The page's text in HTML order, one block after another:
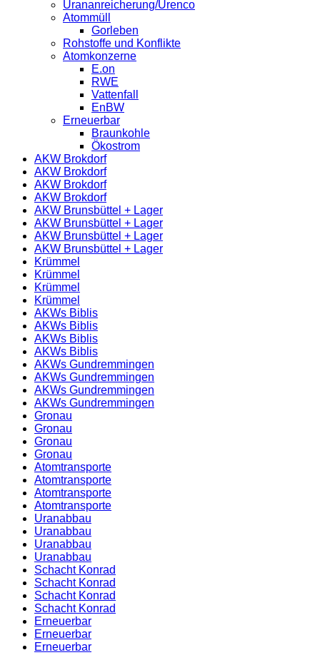
Urananreicherung/Urenco
Atommüll
Gorleben
Rohstoffe und Konflikte
Atomkonzerne
E.on
RWE
Vattenfall
EnBW
Erneuerbar
Braunkohle
Ökostrom
AKW Brokdorf
AKW Brokdorf
AKW Brokdorf
AKW Brokdorf
AKW Brunsbüttel + Lager
AKW Brunsbüttel + Lager
AKW Brunsbüttel + Lager
AKW Brunsbüttel + Lager
Krümmel
Krümmel
Krümmel
Krümmel
AKWs Biblis
AKWs Biblis
AKWs Biblis
AKWs Biblis
AKWs Gundremmingen
AKWs Gundremmingen
AKWs Gundremmingen
AKWs Gundremmingen
Gronau
Gronau
Gronau
Gronau
Atomtransporte
Atomtransporte
Atomtransporte
Atomtransporte
Uranabbau
Uranabbau
Uranabbau
Uranabbau
Schacht Konrad
Schacht Konrad
Schacht Konrad
Schacht Konrad
Erneuerbar
Erneuerbar
Erneuerbar